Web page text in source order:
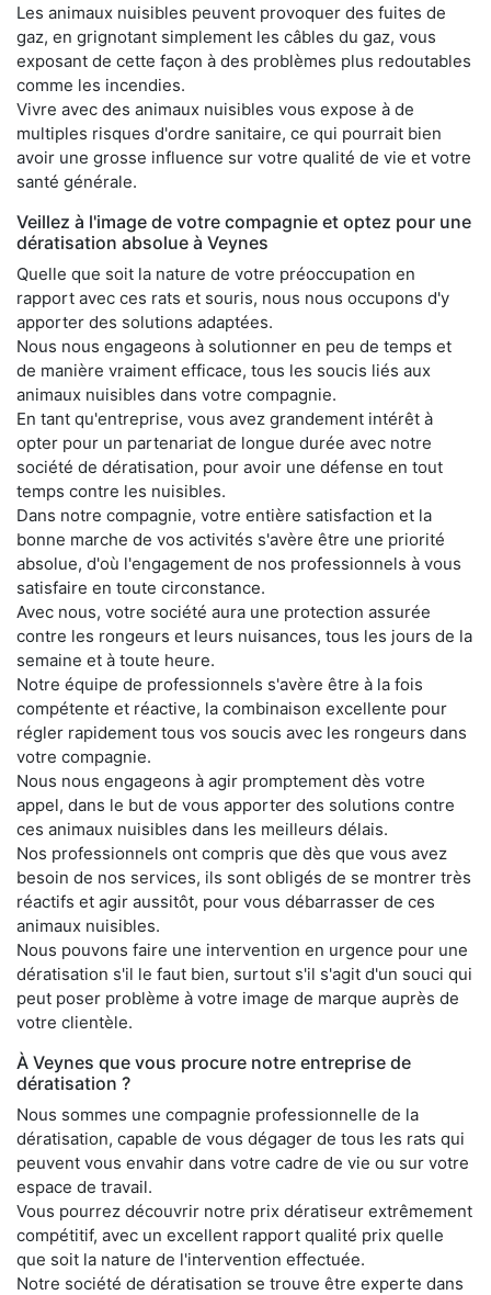
Les animaux nuisibles peuvent provoquer des fuites de
gaz, en grignotant simplement les câbles du gaz, vous
exposant de cette façon à des problèmes plus redoutables
comme les incendies.
Vivre avec des animaux nuisibles vous expose à de
multiples risques d'ordre sanitaire, ce qui pourrait bien
avoir une grosse influence sur votre qualité de vie et votre
santé générale.
Veillez à l'image de votre compagnie et optez pour une
dératisation absolue à Veynes
Quelle que soit la nature de votre préoccupation en
rapport avec ces rats et souris, nous nous occupons d'y
apporter des solutions adaptées.
Nous nous engageons à solutionner en peu de temps et
de manière vraiment efficace, tous les soucis liés aux
animaux nuisibles dans votre compagnie.
En tant qu'entreprise, vous avez grandement intérêt à
opter pour un partenariat de longue durée avec notre
société de dératisation, pour avoir une défense en tout
temps contre les nuisibles.
Dans notre compagnie, votre entière satisfaction et la
bonne marche de vos activités s'avère être une priorité
absolue, d'où l'engagement de nos professionnels à vous
satisfaire en toute circonstance.
Avec nous, votre société aura une protection assurée
contre les rongeurs et leurs nuisances, tous les jours de la
semaine et à toute heure.
Notre équipe de professionnels s'avère être à la fois
compétente et réactive, la combinaison excellente pour
régler rapidement tous vos soucis avec les rongeurs dans
votre compagnie.
Nous nous engageons à agir promptement dès votre
appel, dans le but de vous apporter des solutions contre
ces animaux nuisibles dans les meilleurs délais.
Nos professionnels ont compris que dès que vous avez
besoin de nos services, ils sont obligés de se montrer très
réactifs et agir aussitôt, pour vous débarrasser de ces
animaux nuisibles.
Nous pouvons faire une intervention en urgence pour une
dératisation s'il le faut bien, surtout s'il s'agit d'un souci qui
peut poser problème à votre image de marque auprès de
votre clientèle.
À Veynes que vous procure notre entreprise de
dératisation ?
Nous sommes une compagnie professionnelle de la
dératisation, capable de vous dégager de tous les rats qui
peuvent vous envahir dans votre cadre de vie ou sur votre
espace de travail.
Vous pourrez découvrir notre prix dératiseur extrêmement
compétitif, avec un excellent rapport qualité prix quelle
que soit la nature de l'intervention effectuée.
Notre société de dératisation se trouve être experte dans